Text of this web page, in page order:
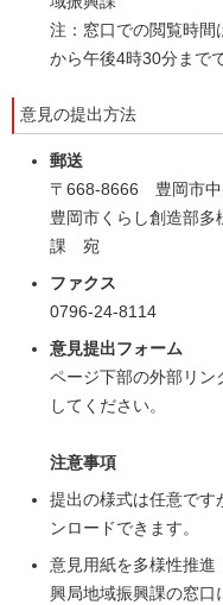
注：窓口での閲覧時間
から午後4時30分まで
意見の提出方法
郵送
〒668-8666 豊岡市中
豊岡市くらし創造部
課 宛
ファクス
0796-24-8114
意見提出フォーム
ページ下部の外部リン
してください。
注意事項
提出の様式は任意です
ンロードできます。
意見用紙を多様性推進
興局地域振興課の窓口